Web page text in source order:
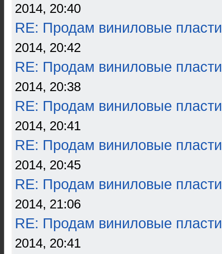
2014, 20:40
RE: Продам виниловые
2014, 20:42
RE: Продам виниловые
2014, 20:38
RE: Продам виниловые
2014, 20:41
RE: Продам виниловые
2014, 20:45
RE: Продам виниловые
2014, 21:06
RE: Продам виниловые
2014, 20:41